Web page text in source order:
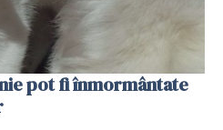
pot fi înmormântate